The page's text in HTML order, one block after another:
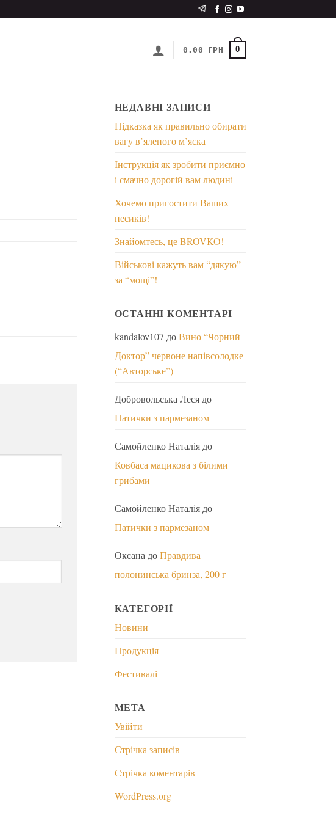
0.00 ГРН 0
НЕДАВНІ ЗАПИСИ
Підказка як правильно обирати
вагу в’яленого м’яска
Інструкція як зробити приємно
і смачно дорогій вам людині
Хочемо пригостити Ваших
песиків!
Знайомтесь, це BROVKO!
Військові кажуть вам “дякую”
за “мощі”!
ОСТАННІ КОМЕНТАРІ
kandalov107 доВино “Чорний
Доктор” червоне напівсолодке
(“Авторське”)
Добровольська Лесядо
Патички з пармезаном
Самойленко Наталіядо
Ковбаса мацикова з білими
грибами
Самойленко Наталіядо
Патички з пармезаном
Оксана доПравдива
полонинська бринза, 200 г
КАТЕГОРІЇ
Новини
Продукція
Фестивалі
МЕТА
Увійти
Стрічка записів
Стрічка коментарів
WordPress.org